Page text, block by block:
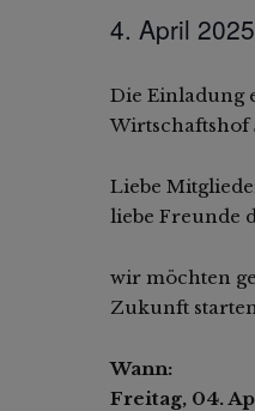
4. April 2025
Die Einladung
Wirtschaftshof
Liebe
liebe Freunde
wir möchten
Zukunft
Wann:
Freitag, 04.